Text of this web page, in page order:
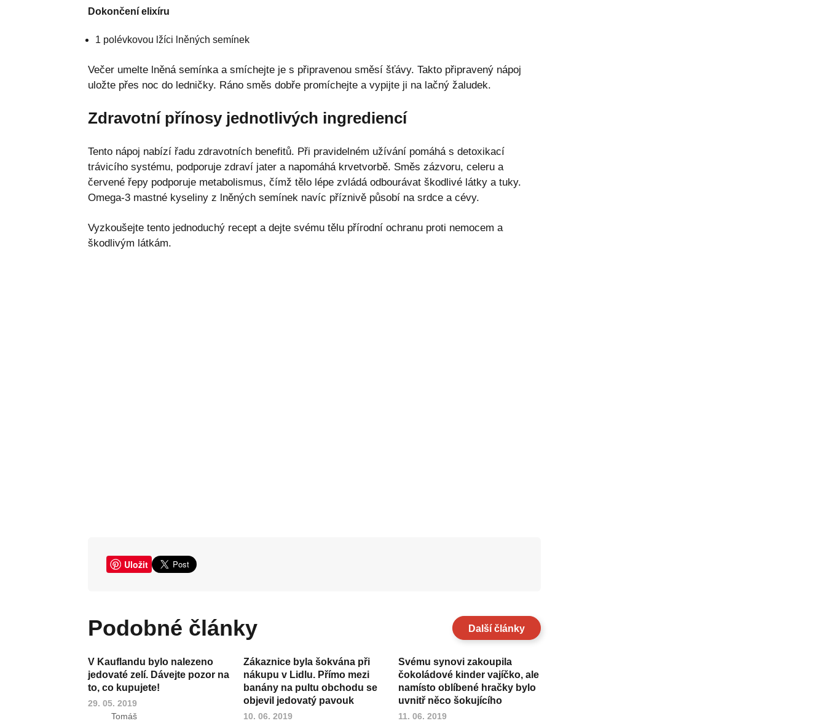
Dokončení elixíru
1 polévkovou lžíci lněných semínek
Večer umelte lněná semínka a smíchejte je s připravenou směsí šťávy. Takto připravený nápoj
uložte přes noc do ledničky. Ráno směs dobře promíchejte a vypijte ji na lačný žaludek.
Zdravotní přínosy jednotlivých ingrediencí
Tento nápoj nabízí řadu zdravotních benefitů. Při pravidelném užívání pomáhá s detoxikací
trávicího systému, podporuje zdraví jater a napomáhá krvetvorbě. Směs zázvoru, celeru a
červené řepy podporuje metabolismus, čímž tělo lépe zvládá odbourávat škodlivé látky a tuky.
Omega-3 mastné kyseliny z lněných semínek navíc příznivě působí na srdce a cévy.
Vyzkoušejte tento jednoduchý recept a dejte svému tělu přírodní ochranu proti nemocem a
škodlivým látkám.
Uložit
Podobné články Další články
V Kauflandu bylo nalezeno
jedovaté zelí. Dávejte pozor na
to, co kupujete!
29. 05. 2019
Tomáš
Zákaznice byla šokvána při
nákupu v Lidlu. Přímo mezi
banány na pultu obchodu se
objevil jedovatý pavouk
10. 06. 2019
Svému synovi zakoupila
čokoládové kinder vajíčko, ale
namísto oblíbené hračky bylo
uvnitř něco šokujícího
11. 06. 2019